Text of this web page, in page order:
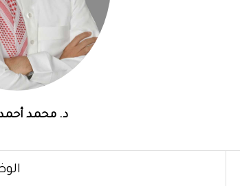
د. محمد أحمد